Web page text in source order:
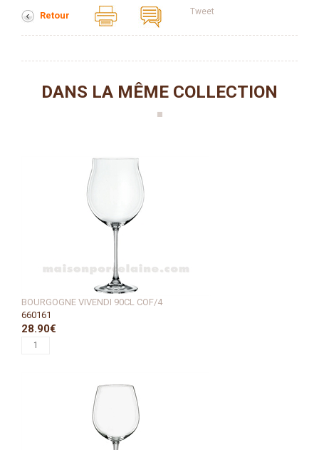
Retour Tweet
DANS LA MÊME COLLECTION
BOURGOGNE VIVENDI 90CL COF/4
660161
28.90€